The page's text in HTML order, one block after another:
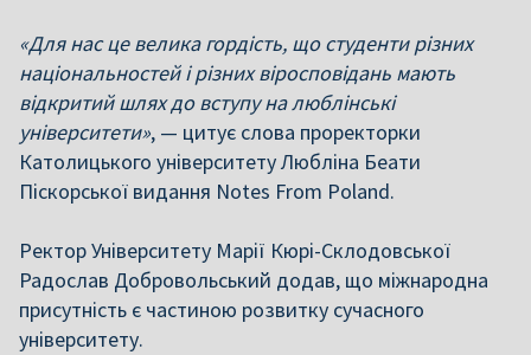
«Для нас це велика гордість, що студенти різних
національностей і різних віросповідань мають
відкритий шлях до вступу на люблінські
університети», — цитує слова проректорки
Католицького університету Любліна Беати
Піскорської видання Notes From Poland.
Ректор Університету Марії Кюрі-Склодовської
Радослав Добровольський додав, що міжнародна
присутність є частиною розвитку сучасного
університету.